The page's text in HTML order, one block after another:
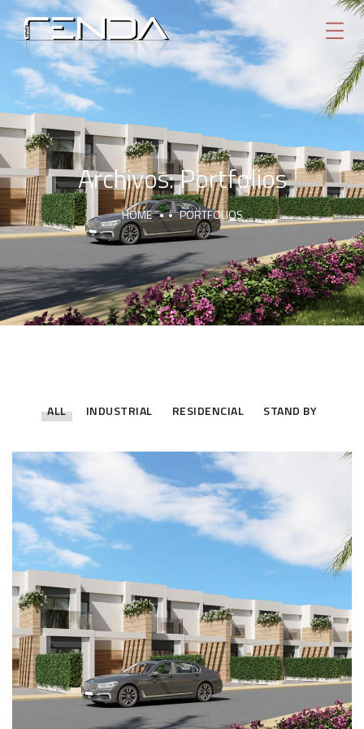
Archivos:Portfolios
HOME PORTFOLIOS
ALL INDUSTRIAL RESIDENCIAL STAND BY
Residencial de Obra Nueva
RESIDENCIAL